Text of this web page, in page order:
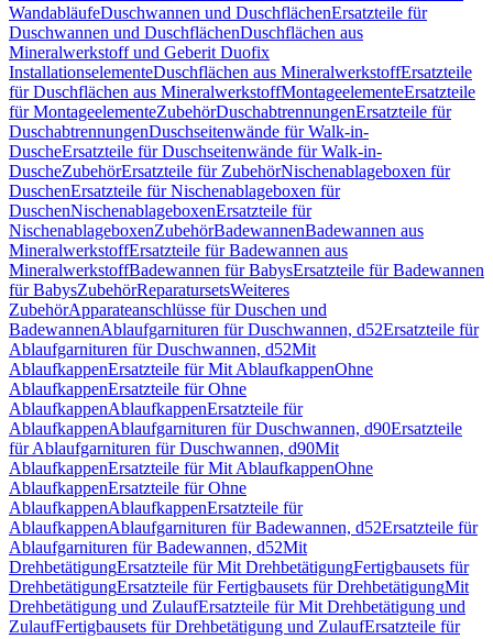
WandabläufeDuschwannen und DuschflächenErsatzteile für
Duschwannen und DuschflächenDuschflächen aus
Mineralwerkstoff und Geberit Duofix
InstallationselementeDuschflächen aus MineralwerkstoffErsatzteile
für Duschflächen aus MineralwerkstoffMontageelementeErsatzteile
für MontageelementeZubehörDuschabtrennungenErsatzteile für
DuschabtrennungenDuschseitenwände für Walk-in-
DuscheErsatzteile für Duschseitenwände für Walk-in-
DuscheZubehörErsatzteile für ZubehörNischenablageboxen für
DuschenErsatzteile für Nischenablageboxen für
DuschenNischenablageboxenErsatzteile für
NischenablageboxenZubehörBadewannenBadewannen aus
MineralwerkstoffErsatzteile für Badewannen aus
MineralwerkstoffBadewannen für BabysErsatzteile für Badewannen
für BabysZubehörReparatursetsWeiteres
ZubehörApparateanschlüsse für Duschen und
BadewannenAblaufgarnituren für Duschwannen, d52Ersatzteile für
Ablaufgarnituren für Duschwannen, d52Mit
AblaufkappenErsatzteile für Mit AblaufkappenOhne
AblaufkappenErsatzteile für Ohne
AblaufkappenAblaufkappenErsatzteile für
AblaufkappenAblaufgarnituren für Duschwannen, d90Ersatzteile
für Ablaufgarnituren für Duschwannen, d90Mit
AblaufkappenErsatzteile für Mit AblaufkappenOhne
AblaufkappenErsatzteile für Ohne
AblaufkappenAblaufkappenErsatzteile für
AblaufkappenAblaufgarnituren für Badewannen, d52Ersatzteile für
Ablaufgarnituren für Badewannen, d52Mit
DrehbetätigungErsatzteile für Mit DrehbetätigungFertigbausets für
DrehbetätigungErsatzteile für Fertigbausets für DrehbetätigungMit
Drehbetätigung und ZulaufErsatzteile für Mit Drehbetätigung und
ZulaufFertigbausets für Drehbetätigung und ZulaufErsatzteile für